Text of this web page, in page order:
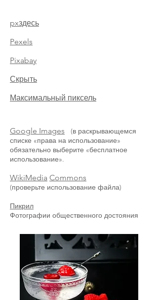
pxздесь
Pexels
Pixabay
Скрыть
Максимальный пиксель
Google Images
(в раскрывающемся
списке «права на использование»
обязательно выберите «бесплатное
использование».
WikiMedia Commons
(проверьте использование файла)
Пикрил
Фотографии общественного достояния